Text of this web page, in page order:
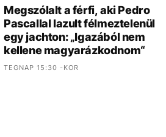
Megszólalt a férfi, aki Pedro
Pascallal lazult félmeztelenül
egy jachton: „Igazából nem
kellene magyarázkodnom“
TEGNAP 15:30 -KOR